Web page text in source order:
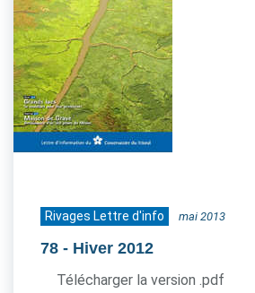
Rivages Lettre d'info mai 2013
78 - Hiver 2012
Télécharger la version .pdf